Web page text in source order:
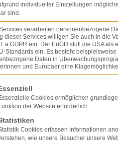
individueller Einstellungen
sind.
verarbeiten personenbezogene
dieser Services willigen Sie auch in die
a GDPR ein. Der EuGH stuft die USA
Standards ein. Es besteht
Daten in
und Europäer eine
eine Liste der
Cookies ermöglichen
der Website erforderlich.
Cookies erfassen Informationen
wie unsere Besucher unsere